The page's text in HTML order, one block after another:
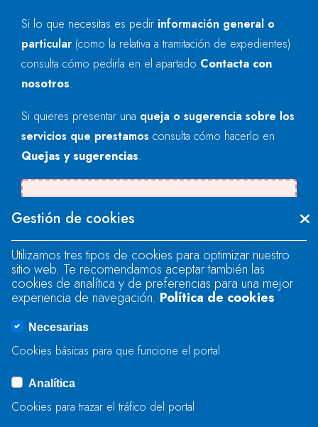
Si lo que necesitas es pedir información general o
particular (como la relativa a tramitación de expedientes)
consulta cómo pedirla en el apartado Contacta con
nosotros.
Si quieres presentar una queja o sugerencia sobre los
servicios que prestamos consulta cómo hacerlo en
Quejas y sugerencias.
"text".
Se produjo un error al cargar el campo
"text".
Se produjo un error al cargar el campo
ENVIAR
Gestión de cookies
Utilizamos tres tipos de cookies para optimizar nuestro
sitio web. Te recomendamos aceptar también las
cookies de analítica y de preferencias para una mejor
experiencia de navegación. Política de cookies
Necesarias
Cookies básicas para que funcione el portal
Analítica
Cookies para trazar el tráfico del portal